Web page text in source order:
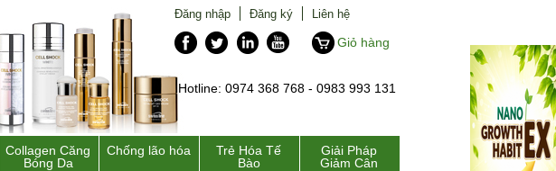
Đăng nhập Đăng ký
Liên hệ
Giỏ hàng
Hotline: 0974 368 768 - 0983 993 131
Collagen Căng
Bóng Da
Chống lão hóa
Trẻ Hóa Tế
Bào
Giải Pháp
Giảm Cân